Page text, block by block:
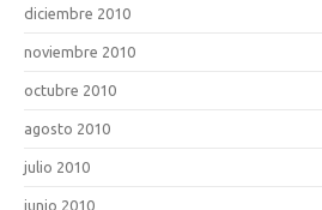
diciembre 2010
noviembre 2010
octubre 2010
agosto 2010
julio 2010
junio 2010